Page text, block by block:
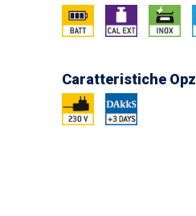
Caratteristiche